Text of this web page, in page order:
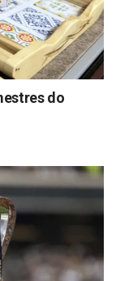
do